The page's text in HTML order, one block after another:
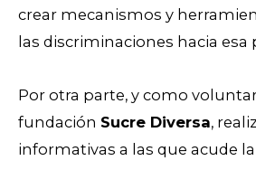
crear mecanismos y
las discriminaciones hacia esa
Por otra parte, y como
fundación Sucre Diversa,
informativas a las que acude